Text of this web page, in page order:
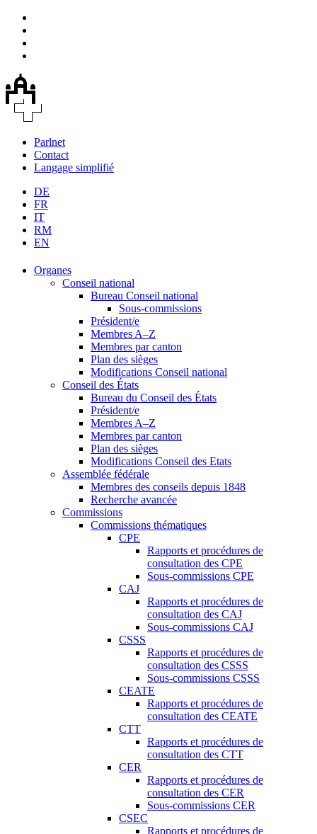
Parlnet
Contact
Langage simplifié
DE
FR
IT
RM
EN
Organes
Conseil national
Bureau Conseil national
Sous-commissions
Président/e
Membres A–Z
Membres par canton
Plan des sièges
Modifications Conseil national
Conseil des États
Bureau du Conseil des États
Président/e
Membres A–Z
Membres par canton
Plan des sièges
Modifications Conseil des Etats
Assemblée fédérale
Membres des conseils depuis 1848
Recherche avancée
Commissions
Commissions thématiques
CPE
Rapports et procédures de
consultation des CPE
Sous-commissions CPE
CAJ
Rapports et procédures de
consultation des CAJ
Sous-commissions CAJ
CSSS
Rapports et procédures de
consultation des CSSS
Sous-commissions CSSS
CEATE
Rapports et procédures de
consultation des CEATE
CTT
Rapports et procédures de
consultation des CTT
CER
Rapports et procédures de
consultation des CER
Sous-commissions CER
CSEC
Rapports et procédures de